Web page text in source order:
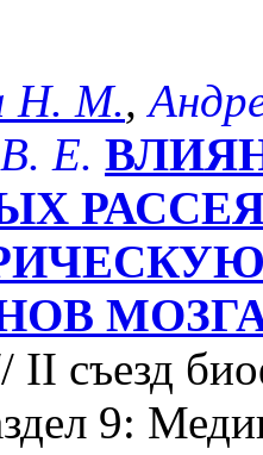
Н. М.,
Е.
II съезд
9: